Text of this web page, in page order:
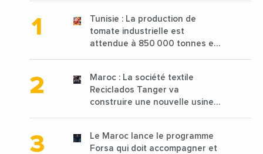
Tunisie : La production de
tomate industrielle est
attendue à 850 000 tonnes en
Maroc : La société textile
Reciclados Tanger va
construire une nouvelle usine
Le Maroc lance le programme
Forsa qui doit accompagner et